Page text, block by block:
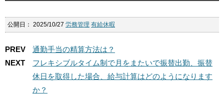
公開日： 2025/10/27 労務管理 有給休暇
PREV
通勤手当の精算方法は？
NEXT
フレキシブルタイム制で月をまたいで振替出勤、振替
休日を取得した場合、給与計算はどのようになります
か？